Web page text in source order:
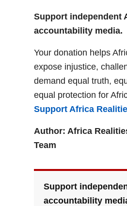
Support independent
accountability media.
Your donation helps
expose injustice,
demand equal truth,
equal protection for
Support Africa
Author: Africa
Team
Support
accountability